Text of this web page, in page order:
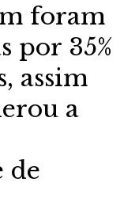
foram
por 35%
assim
a
de